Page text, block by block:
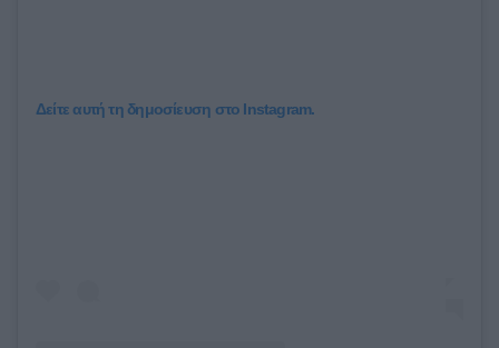
Δείτε αυτή τη δημοσίευση στο Instagram.